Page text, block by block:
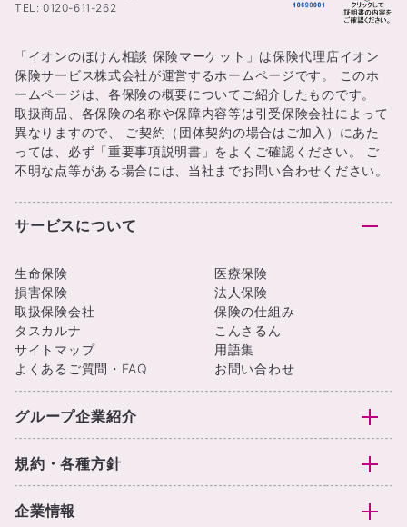
TEL: 0120-611-262
「イオンのほけん相談 保険マーケット」は保険代理店イオン
保険サービス株式会社が運営するホームページです。 このホ
ームページは、各保険の概要についてご紹介したものです。
取扱商品、各保険の名称や保障内容等は引受保険会社によって
異なりますので、 ご契約（団体契約の場合はご加入）にあた
っては、必ず「重要事項説明書」をよくご確認ください。 ご
不明な点等がある場合には、当社までお問い合わせください。
サービスについて
生命保険
医療保険
損害保険
法人保険
取扱保険会社
保険の仕組み
タスカルナ
こんさるん
サイトマップ
用語集
よくあるご質問・FAQ
お問い合わせ
グループ企業紹介
規約・各種方針
企業情報